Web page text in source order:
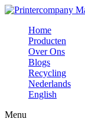
Ga
inhoud
Home
Producten
Over Ons
Blogs
Recycling
Nederlands
English
Menu